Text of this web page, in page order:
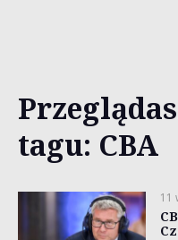
tagu: CBA
11